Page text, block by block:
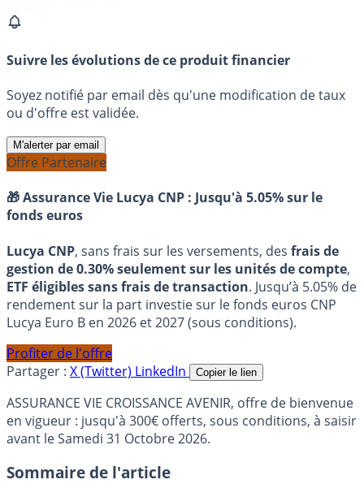
Suivre les évolutions de ce produit financier
Soyez notifié par email dès qu'une modification de taux
ou d'offre est validée.
M'alerter par email
Offre Partenaire
🎁 Assurance Vie Lucya CNP : Jusqu'à 5.05% sur le
fonds euros
Lucya CNP, sans frais sur les versements, des frais de
gestion de 0.30% seulement sur les unités de compte,
ETF éligibles sans frais de transaction. Jusqu’à 5.05% de
rendement sur la part investie sur le fonds euros CNP
Lucya Euro B en 2026 et 2027 (sous conditions).
Profiter de l'offre
Partager : X (Twitter) LinkedIn Copier le lien
ASSURANCE VIE CROISSANCE AVENIR, offre de bienvenue
en vigueur : jusqu'à 300€ offerts, sous conditions, à saisir
avant le Samedi 31 Octobre 2026.
Sommaire de l'article